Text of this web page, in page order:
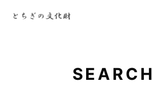
SEARCH